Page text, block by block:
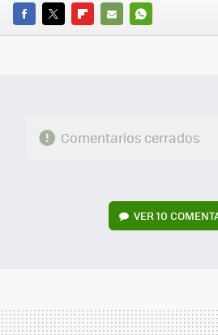
FACEBOOK
TWITTERFLIPBOARD
E-
WHATSAPP
Comentarios cerrados
VER10